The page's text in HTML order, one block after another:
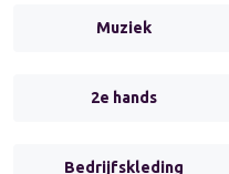
Muziek
2e hands
Bedrijfskleding